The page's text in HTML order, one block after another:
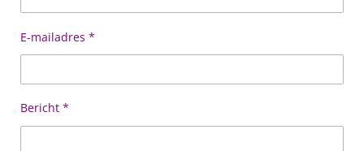
E-mailadres *
Bericht *